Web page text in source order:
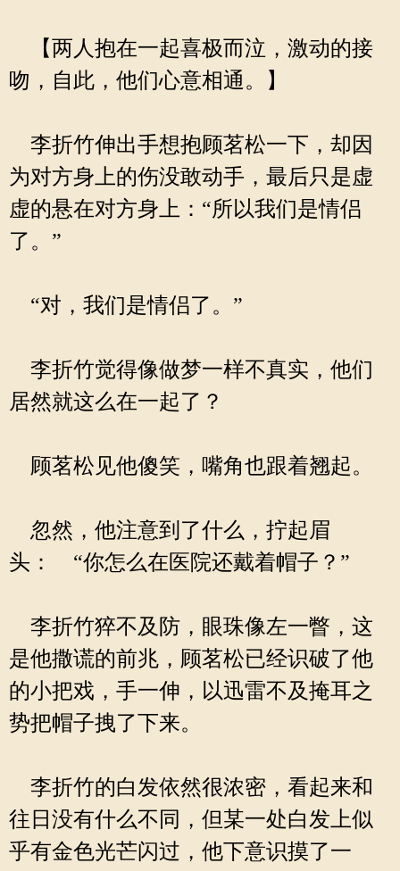
【两人抱在一起喜极而泣，激动的接
吻，自此，他们心意相通。】
李折竹伸出手想抱顾茗松一下，却因
为对方身上的伤没敢动手，最后只是虚
虚的悬在对方身上：“所以我们是情侣
了。”
“对，我们是情侣了。”
李折竹觉得像做梦一样不真实，他们
居然就这么在一起了？
顾茗松见他傻笑，嘴角也跟着翘起。
忽然，他注意到了什么，拧起眉
头： “你怎么在医院还戴着帽子？”
李折竹猝不及防，眼珠像左一瞥，这
是他撒谎的前兆，顾茗松已经识破了他
的小把戏，手一伸，以迅雷不及掩耳之
势把帽子拽了下来。
李折竹的白发依然很浓密，看起来和
往日没有什么不同，但某一处白发上似
乎有金色光芒闪过，他下意识摸了一